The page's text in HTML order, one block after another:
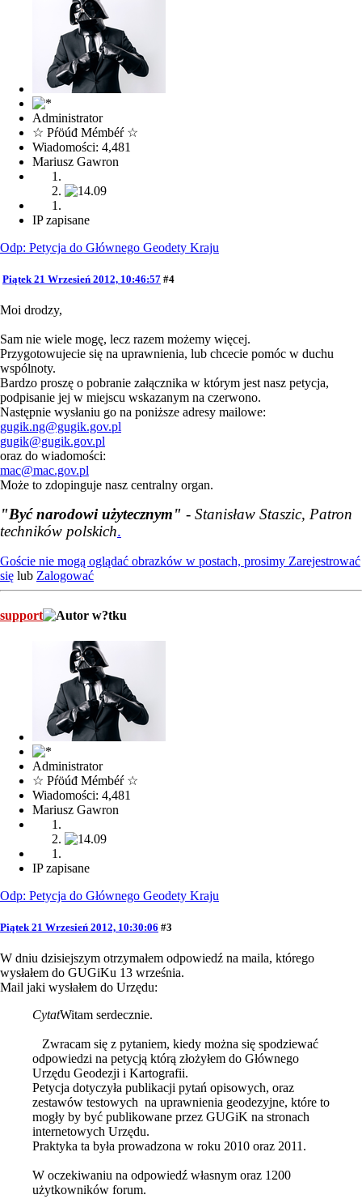
Administrator
☆ Pŕöúđ Mémbéŕ ☆
Wiadomości: 4,481
Mariusz Gawron
IP zapisane
Odp: Petycja do Głównego Geodety Kraju
Piątek 21 Wrzesień 2012, 10:46:57 #4
Moi drodzy,
Sam nie wiele mogę, lecz razem możemy więcej.
Przygotowujecie się na uprawnienia, lub chcecie pomóc w duchu
wspólnoty.
Bardzo proszę o pobranie załącznika w którym jest nasz petycja,
podpisanie jej w miejscu wskazanym na czerwono.
Następnie wysłaniu go na poniższe adresy mailowe:
gugik.ng@gugik.gov.pl
gugik@gugik.gov.pl
oraz do wiadomości:
mac@mac.gov.pl
Może to zdopinguje nasz centralny organ.
"Być narodowi użytecznym" - Stanisław Staszic, Patron
techników polskich.
Goście nie mogą oglądać obrazków w postach, prosimy Zarejestrować
się lub Zalogować
support
Administrator
☆ Pŕöúđ Mémbéŕ ☆
Wiadomości: 4,481
Mariusz Gawron
IP zapisane
Odp: Petycja do Głównego Geodety Kraju
Piątek 21 Wrzesień 2012, 10:30:06 #3
W dniu dzisiejszym otrzymałem odpowiedź na maila, którego
wysłałem do GUGiKu 13 września.
Mail jaki wysłałem do Urzędu:
CytatWitam serdecznie.
Zwracam się z pytaniem, kiedy można się spodziewać
odpowiedzi na petycją którą złożyłem do Głównego
Urzędu Geodezji i Kartografii.
Petycja dotyczyła publikacji pytań opisowych, oraz
zestawów testowych na uprawnienia geodezyjne, które to
mogły by być publikowane przez GUGiK na stronach
internetowych Urzędu.
Praktyka ta była prowadzona w roku 2010 oraz 2011.
W oczekiwaniu na odpowiedź własnym oraz 1200
użytkowników forum.